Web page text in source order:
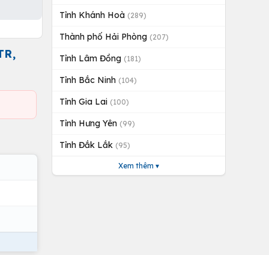
Tỉnh Khánh Hoà (289)
Thành phố Hải Phòng (207)
Tỉnh Lâm Đồng (181)
Tỉnh Bắc Ninh (104)
Tỉnh Gia Lai (100)
Tỉnh Hưng Yên (99)
Tỉnh Đắk Lắk (95)
Xem thêm ▾